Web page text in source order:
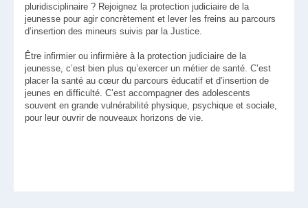
pluridisciplinaire ? Rejoignez la protection judiciaire de la
jeunesse pour agir concrètement et lever les freins au parcours
d’insertion des mineurs suivis par la Justice.
Être infirmier ou infirmière à la protection judiciaire de la
jeunesse, c’est bien plus qu’exercer un métier de santé. C’est
placer la santé au cœur du parcours éducatif et d’insertion de
jeunes en difficulté. C’est accompagner des adolescents
souvent en grande vulnérabilité physique, psychique et sociale,
pour leur ouvrir de nouveaux horizons de vie.